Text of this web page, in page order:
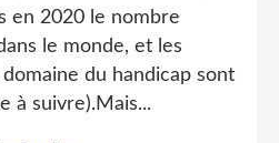
en 2020 le nombre
le monde, et les
du handicap sont
à suivre).Mais...